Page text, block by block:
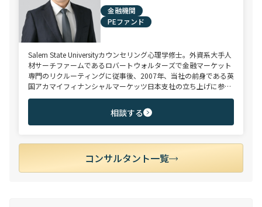
金融機関
PEファンド
Salem State Universityカウンセリング心理学修士。外資系大手人
材サーチファームであるロバートウォルターズで金融マーケット
専門のリクルーティングに従事後、2007年、当社の前身である英
国アカマイフィナンシャルマーケッツ日本支社の立ち上げに参
画。以来、投資銀行、不動産ファンド、PEファンド、そして、一
般事業会社のM&A・戦略企画部門、ファンド投資先CFO、コンサ
ルティング会社ファイナンシャルアドバイザリー等のポジション
への転職を数多く支援。産業カウンセラー。英語堪能。
相談する
コンサルタント一覧